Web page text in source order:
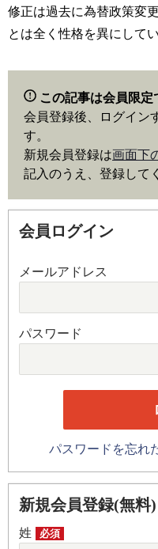
修正は過去に為替政策変
とは全く性格を異にしてい
この記事は会員限定
会員登録後、ログイン
す。
新規会員登録は画面下
記入のうえ、登録して
会員ログイン
メールアドレス
パスワード
パスワードを忘れ
新規会員登録(無料)
姓 必須